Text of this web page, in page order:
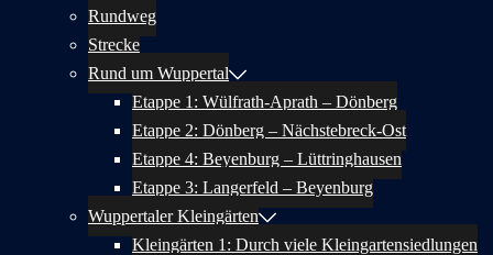
Rundweg
Strecke
Rund um Wuppertal
Etappe 1: Wülfrath-Aprath – Dönberg
Etappe 2: Dönberg – Nächstebreck-Ost
Etappe 4: Beyenburg – Lüttringhausen
Etappe 3: Langerfeld – Beyenburg
Wuppertaler Kleingärten
Kleingärten 1: Durch viele Kleingartensiedlungen